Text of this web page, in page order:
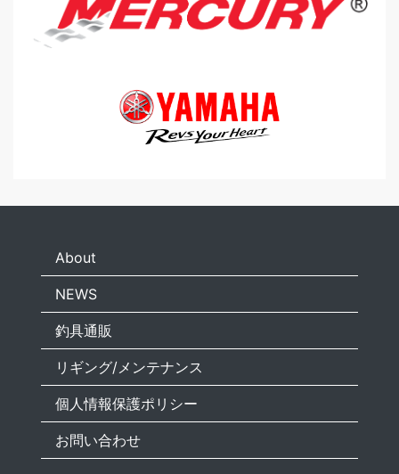
About
NEWS
釣具通販
リギング/メンテナンス
個人情報保護ポリシー
お問い合わせ